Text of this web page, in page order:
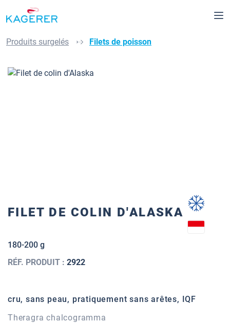
Passer au contenu principal
Produits surgelés Filets de poisson
FILET DE COLIN D'ALASKA
180-200 g
RÉF. PRODUIT : 2922
cru, sans peau, pratiquement sans arêtes, IQF
Theragra chalcogramma